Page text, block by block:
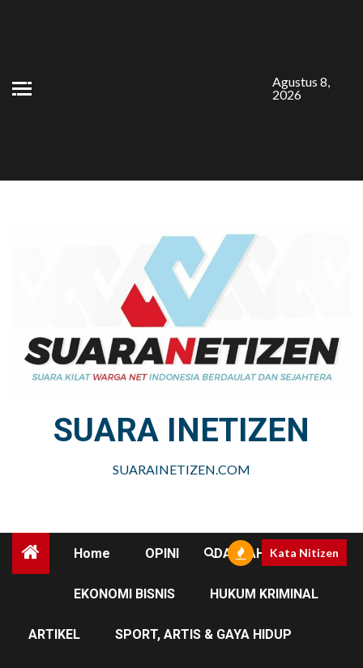
Agustus 8,
2026
SUARA INETIZEN
SUARAINETIZEN.COM
Home OPINI DAERAH
EKONOMI BISNIS HUKUM KRIMINAL
ARTIKEL SPORT, ARTIS & GAYA HIDUP
Kata Nitizen